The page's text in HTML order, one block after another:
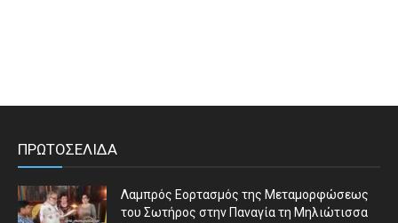
ΠΡΩΤΟΣΕΛΙΔΑ
Λαμπρός Εορτασμός της Μεταμορφώσεως
του Σωτήρος στην Παναγία τη Μηλιώτισσα